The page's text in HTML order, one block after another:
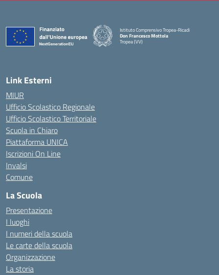
Istituto Comprensivo Tropea-Ricadi
Don Francesco Mottola
Tropea (VV)
— Visita la pagina iniziale della scuola
Link Esterni
MIUR
Ufficio Scolastico Regionale
Ufficio Scolastico Territoriale
Scuola in Chiaro
Piattaforma UNICA
Iscrizioni On Line
Invalsi
Comune
La Scuola
Presentazione
I luoghi
I numeri della scuola
Le carte della scuola
Organizzazione
La storia